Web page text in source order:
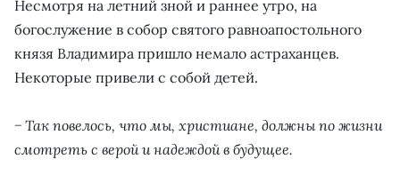
Несмотря на летний зной и раннее утро, на
богослужение в собор святого равноапостольного
князя Владимира пришло немало астраханцев.
Некоторые привели с собой детей.
− Так повелось, что мы, христиане, должны по жизни
смотреть с верой и надеждой в будущее.